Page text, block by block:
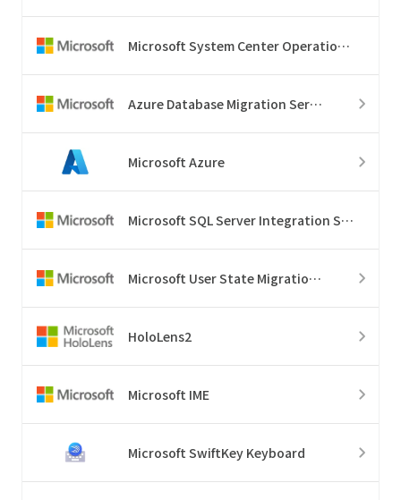
Microsoft System Center Operations Manager
Azure Database Migration Service
Microsoft Azure
Microsoft SQL Server Integration Services
Microsoft User State Migration Tool
HoloLens2
Microsoft IME
Microsoft SwiftKey Keyboard